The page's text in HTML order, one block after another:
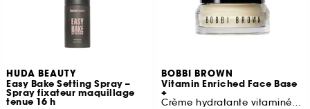
HUDA BEAUTY
Easy Bake Setting Spray –
Spray fixateur maquillage
tenue 16 h
BOBBI BROWN
Vitamin Enriched Face Base
+
Crème hydratante vitaminée & base de maquillage